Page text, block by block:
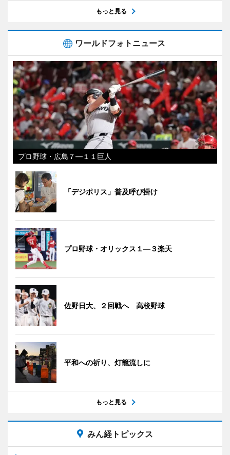
もっと見る
ワールドフォトニュース
プロ野球・広島７―１１巨人
「デジポリス」普及呼び掛け
プロ野球・オリックス１―３楽天
佐野日大、２回戦へ 高校野球
平和への祈り、灯籠流しに
もっと見る
みん経トピックス